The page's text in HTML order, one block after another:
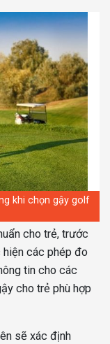
khi chọn gậy golf
cho trẻ, trước
hiện các phép đo
tin cho các
cho trẻ phù hợp
sẽ xác định